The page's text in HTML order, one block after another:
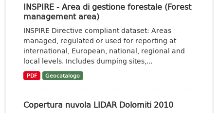
INSPIRE - Area di gestione forestale (Forest
management area)
INSPIRE Directive compliant dataset: Areas
managed, regulated or used for reporting at
international, European, national, regional and
local levels. Includes dumping sites,...
PDF Geocatalogo
Copertura nuvola LIDAR Dolomiti 2010